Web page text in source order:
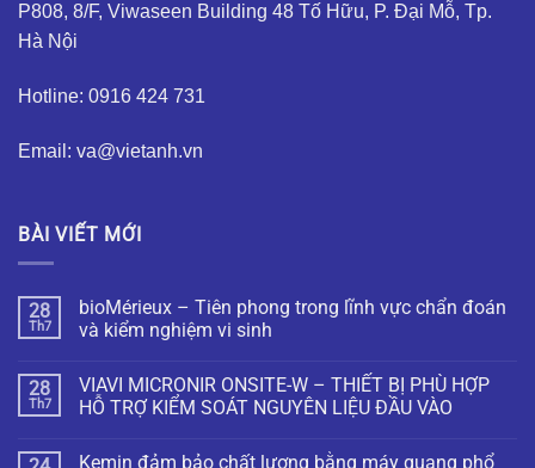
P808, 8/F, Viwaseen Building 48 Tố Hữu, P. Đại Mỗ, Tp.
Hà Nội
Hotline: 0916 424 731
Email: va@vietanh.vn
BÀI VIẾT MỚI
28
Th7
bioMérieux – Tiên phong trong lĩnh vực chẩn đoán
và kiểm nghiệm vi sinh
28
Th7
VIAVI MICRONIR ONSITE-W – THIẾT BỊ PHÙ HỢP
HỖ TRỢ KIỂM SOÁT NGUYÊN LIỆU ĐẦU VÀO
Kemin đảm bảo chất lượng bằng máy quang phổ